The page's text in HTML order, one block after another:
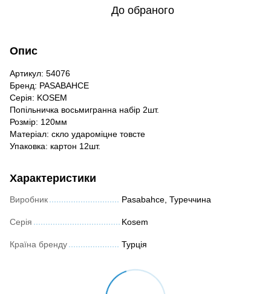
До обраного
Опис
Артикул: 54076
Бренд: PASABAHCE
Серія: KOSEM
Попільничка восьмигранна набір 2шт.
Розмір: 120мм
Матеріал: скло удароміцне товсте
Упаковка: картон 12шт.
Характеристики
Виробник Pasabahce, Туреччина
Серія Kosem
Країна бренду Турція